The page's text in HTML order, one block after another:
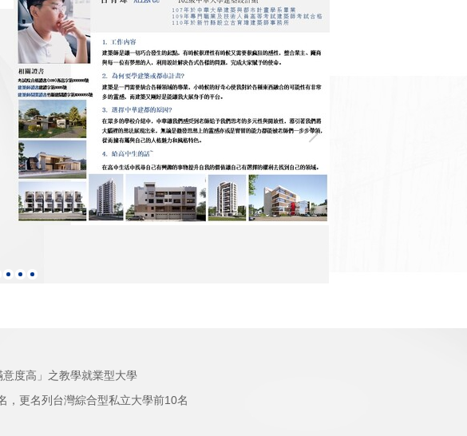
度高」之教學就業型大學
，更名列台灣綜合型私立大學前10名